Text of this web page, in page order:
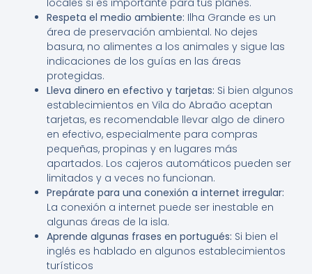
locales si es importante para tus planes.
Respeta el medio ambiente: Ilha Grande es un
área de preservación ambiental. No dejes
basura, no alimentes a los animales y sigue las
indicaciones de los guías en las áreas
protegidas.
Lleva dinero en efectivo y tarjetas: Si bien algunos
establecimientos en Vila do Abraão aceptan
tarjetas, es recomendable llevar algo de dinero
en efectivo, especialmente para compras
pequeñas, propinas y en lugares más
apartados. Los cajeros automáticos pueden ser
limitados y a veces no funcionan.
Prepárate para una conexión a internet irregular:
La conexión a internet puede ser inestable en
algunas áreas de la isla.
Aprende algunas frases en portugués: Si bien el
inglés es hablado en algunos establecimientos
turísticos